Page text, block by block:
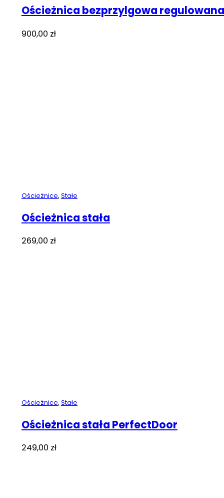
Ościeżnica bezprzylgowa
900,00 zł
Ościeżnice, Stałe
Ościeżnica stała
269,00 zł
Ościeżnice, Stałe
Ościeżnica stała PerfectDoor
249,00 zł